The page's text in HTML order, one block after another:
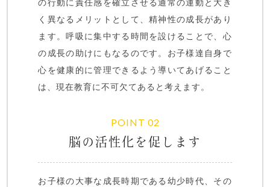
の行動に責任感を確立させる通常の運動と大き
く異なるメリットとして、精神性の成⻑があり
ます。呼吸に集中する時間を設けることで、心
の成⻑の助けにもなるのです。お子様達自身で
心を健康的に管理できるよう導いてあげること
は、現在教育に不可欠てあると考えます。
POINT 02
脳の活性化を促します
お子様の大事な成⻑時期である幼少時代、その